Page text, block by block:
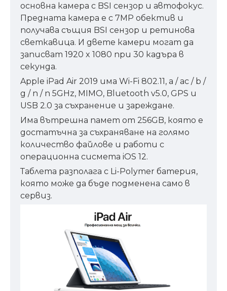
основна камера с BSI сензор и автофокус.
Предната камера е с 7MP обектив и
получава същия BSI сензор и ретинова
светкавица. И двете камери могат да
записват 1920 x 1080 при 30 кадъра в
секунда.
Apple iPad Air 2019 има Wi-Fi 802.11, a / ac / b /
g / n / n 5GHz, MIMO, Bluetooth v5.0, GPS и
USB 2.0 за съхранение и зареждане.
Има вътрешна памет от 256GB, която е
достатъчна за съхраняване на голямо
количество файлове и работи с
операционна сисмета iOS 12.
Таблета разполага с Li-Polymer батерия,
която може да бъде подменена само в
сервиз.